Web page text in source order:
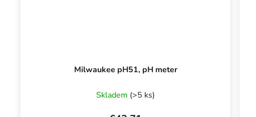
Milwaukee pH51, pH meter
Skladem (>5 ks)